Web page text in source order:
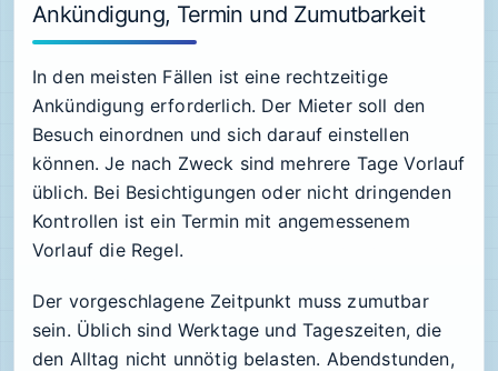
Ankündigung, Termin und Zumutbarkeit
In den meisten Fällen ist eine rechtzeitige
Ankündigung erforderlich. Der Mieter soll den
Besuch einordnen und sich darauf einstellen
können. Je nach Zweck sind mehrere Tage Vorlauf
üblich. Bei Besichtigungen oder nicht dringenden
Kontrollen ist ein Termin mit angemessenem
Vorlauf die Regel.
Der vorgeschlagene Zeitpunkt muss zumutbar
sein. Üblich sind Werktage und Tageszeiten, die
den Alltag nicht unnötig belasten. Abendstunden,